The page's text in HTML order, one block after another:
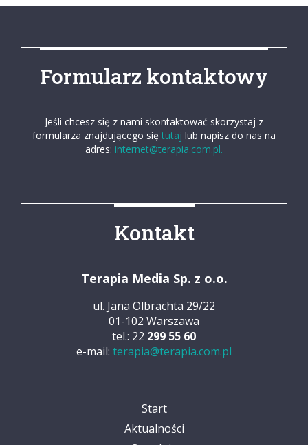
Formularz kontaktowy
Jeśli chcesz się z nami skontaktować skorzystaj z
formularza znajdującego się tutaj lub napisz do nas na
adres: internet@terapia.com.pl.
Kontakt
Terapia Media Sp. z o.o.
ul. Jana Olbrachta 29/22
01-102 Warszawa
tel.: 22 299 55 60
e-mail: terapia@terapia.com.pl
Start
Aktualności